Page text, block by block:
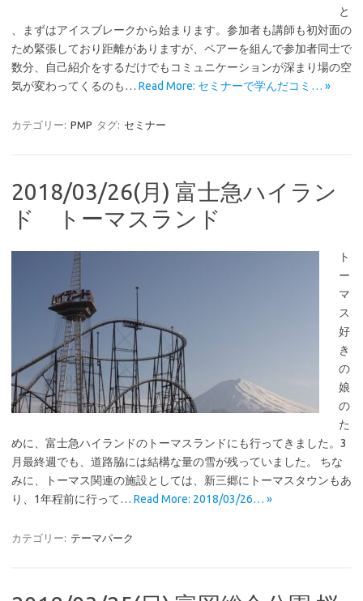
と
、まずはアイスブレークから始まります。参加者も講師も初対面の
ため緊張しており距離がありますが、ペアーを組んで参加者同士で
数分、自己紹介をするだけでもコミュニケーションが深まり場の空
気が変わってくるのも… Read More: セミナーで学んだコミ… »
カテゴリー: PMP タグ: セミナー
2018/03/26(月) 富士急ハイラン
ド トーマスランド
ト
ー
マ
ス
好
き
の
娘
の
た
めに、富士急ハイランドのトーマスランドにも行ってきました。3
月最終週でも、道路脇には結構な量の雪が残っていました。 ちな
みに、トーマス関連の施設としては、新三郷にトーマスタウンもあ
り、1年程前に行って… Read More: 2018/03/26… »
カテゴリー: テーマパーク